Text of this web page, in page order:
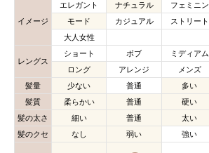
イメージ
エレガント ナチュラル
フェミニン
モード
カジュアル
ストリート
大人女性
レングス
ショート ボブ
ミディアム
ロング
アレンジ
メンズ
髪量
少ない 普通
多い
髪質
柔らかい 普通
硬い
髪の太さ
細い 普通
太い
髪のクセ
なし 弱い 強い